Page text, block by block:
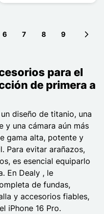
6 7 8 9
para el
de primera a
diseño de titanio, una
y una cámara aún más
gama alta, potente y
Para evitar arañazos,
es esencial equiparlo
En Dealy , le
de fundas,
y accesorios fiables,
iPhone 16 Pro.